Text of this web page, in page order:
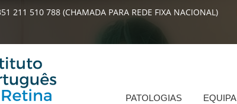
211 510 788 (CHAMADA PARA REDE FIXA NACIONAL)
PATOLOGIAS EQUIPA